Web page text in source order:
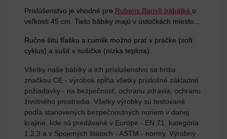
Prislúšenstvo je vhodné pre Rubens Barn® bábätká o
veľkosti 45 cm. Tieto bábiky majú v ústočkách miesto...
Ručne šitú fľašku a cumlik možno prať v práčke (soft
cyklus) a sušiť v sušičke (nízka teplota).
Všetky naše bábiky a ich príslušenstvo sa hrdia
značkou CE - výrobok spĺňa všetky príslušné základné
požiadavky - na bezpečnosť, ochranu zdravia, ochranu
životného prostredia. Všetky výrobky sú testované
podľa stanovených bezpečnostných noriem v danej
krajine, kde sú predávané v Európe - EN 71, kategória
1,2,3 a v Spojených štátoch - ASTM - normy. Výrobný